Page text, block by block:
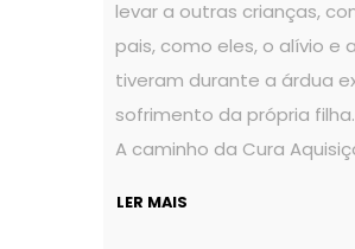
levar a outras crianças,
pais, como eles, o alívio e
tiveram durante a árdua
sofrimento da própria
A caminho da Cura
LER MAIS